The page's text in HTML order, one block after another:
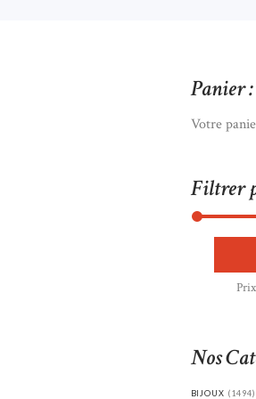
Panier :
Votre
Filtrer
Nos
BIJOUX (1494)